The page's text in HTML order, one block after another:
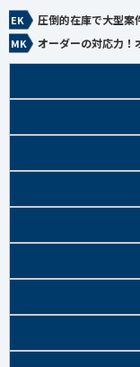
圧倒的在庫で大型案
オーダーの対応力！
アイボリー
EK120kg/段アング
EK120kg/段アング
新セミ
組み立て方
軽中量150kg/段 商
部材仕様図
EK200kg/段 商品一
部材仕様図
アイボリー
EK300kg/段 商品一
部材仕様図
アイボリー
EK500kg/段 商品一
部材仕様図
検索シ
ご利用ガイド
各種書類発行
お気に入り一覧